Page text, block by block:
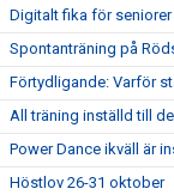
Digitalt fika för
Spontanträning på
Förtydligande: Varför
All träning inställd till
Power Dance ikväll är
Höstlov 26-31 oktober